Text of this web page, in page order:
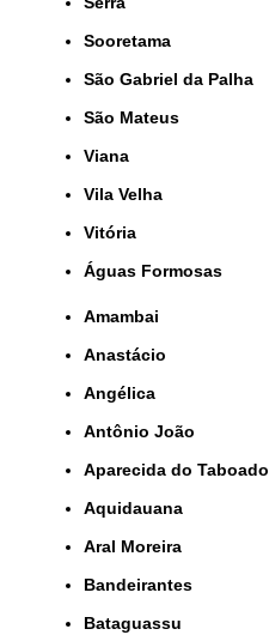
Sooretama
São Gabriel da Palha
São Mateus
Viana
Vila Velha
Vitória
Águas Formosas
Amambai
Anastácio
Angélica
Antônio João
Aparecida do Taboado
Aquidauana
Aral Moreira
Bandeirantes
Bataguassu